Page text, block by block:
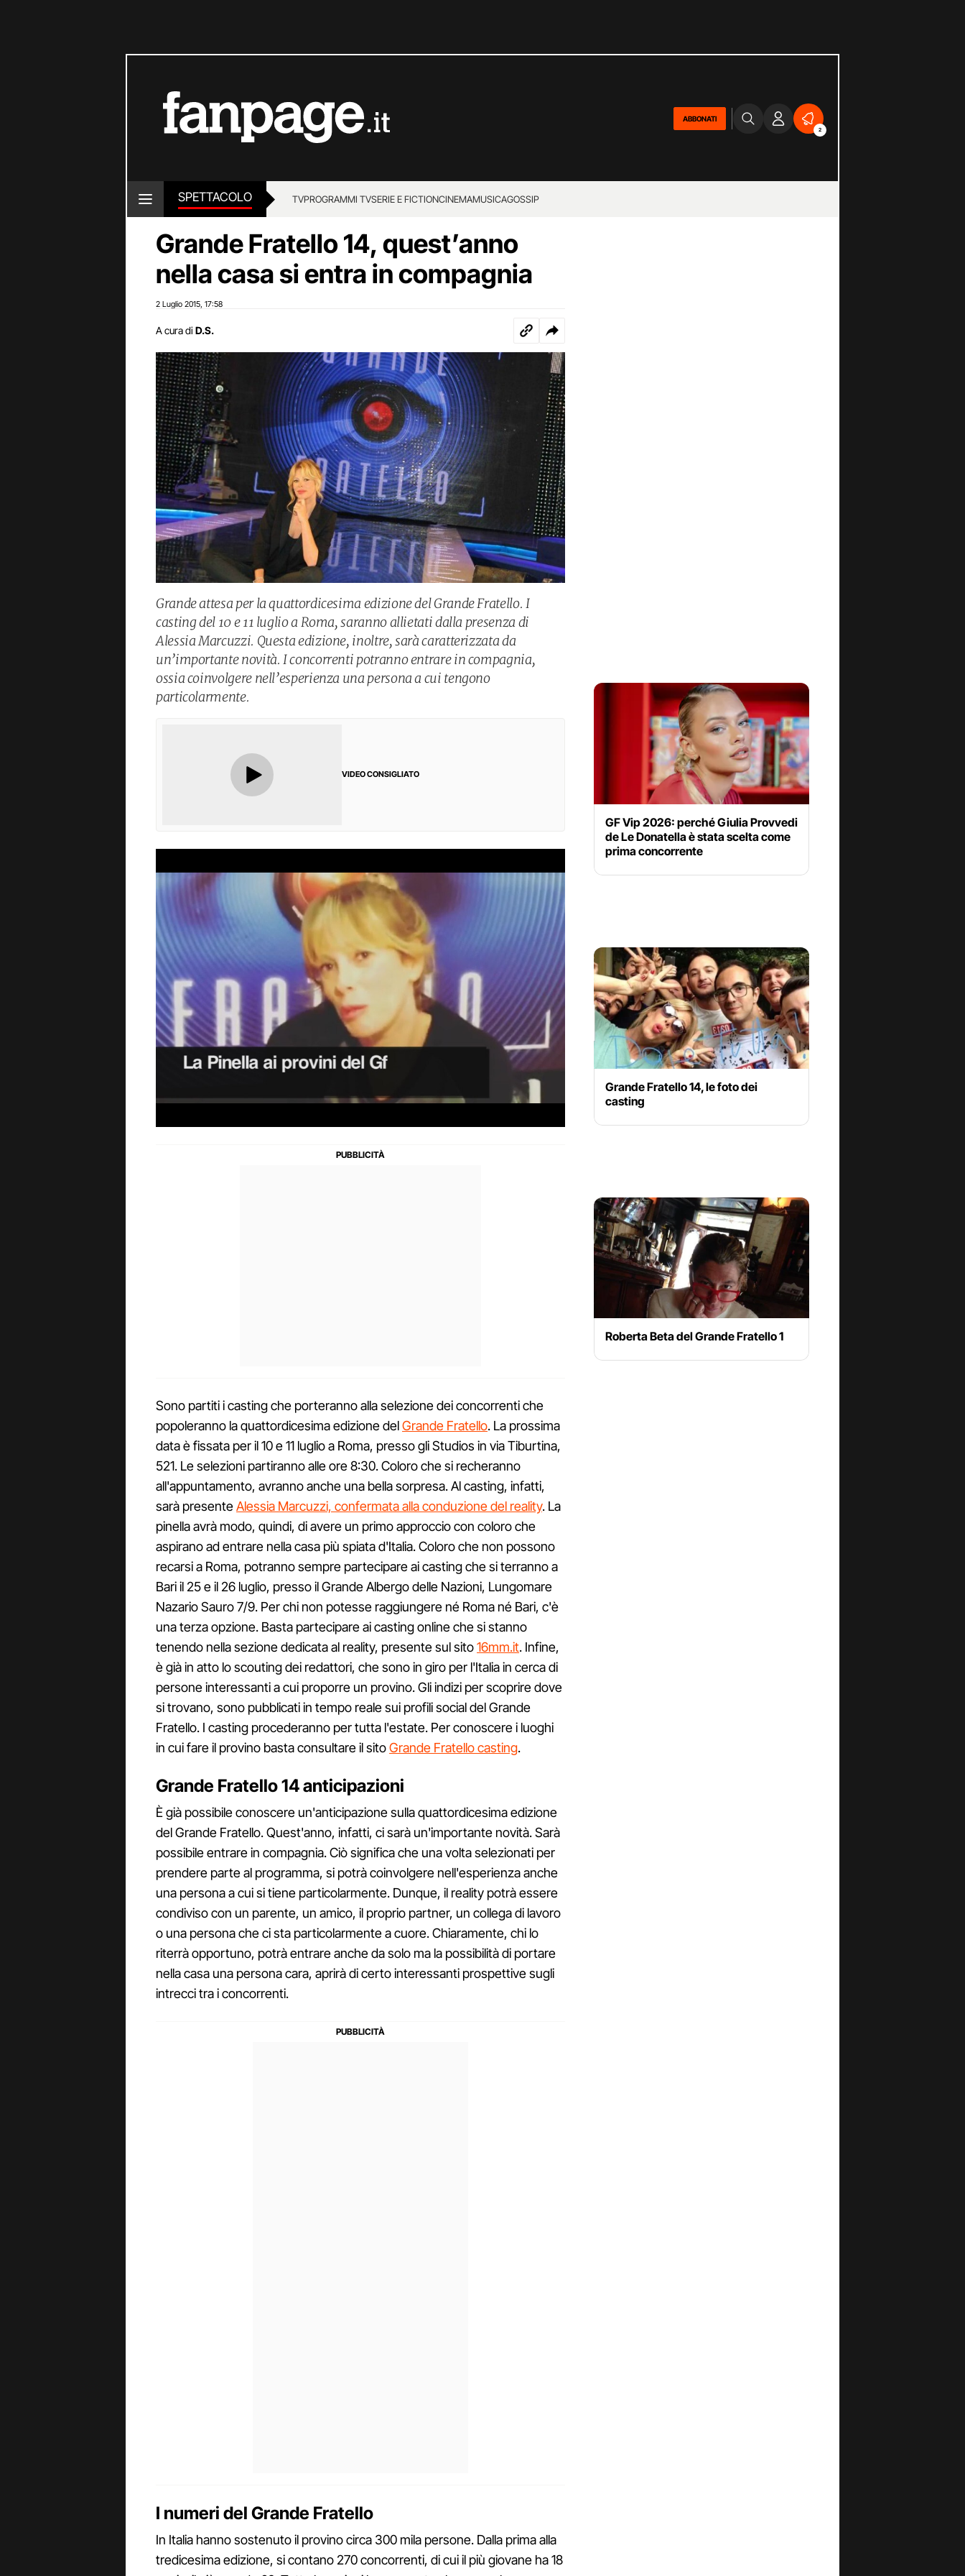
ABBONATI
2
SPETTACOLO TVPROGRAMMI TVSERIE E FICTIONCINEMAMUSICAGOSSIP
Grande Fratello 14, quest’anno
nella casa si entra in compagnia
2 Luglio 2015 17:58
A cura di D.S.
Grande attesa per la quattordicesima edizione del Grande Fratello. I
casting del 10 e 11 luglio a Roma, saranno allietati dalla presenza di
Alessia Marcuzzi. Questa edizione, inoltre, sarà caratterizzata da
un’importante novità. I concorrenti potranno entrare in compagnia,
ossia coinvolgere nell’esperienza una persona a cui tengono
particolarmente.
VIDEO CONSIGLIATO
Sono partiti i casting che porteranno alla selezione dei concorrenti che
popoleranno la quattordicesima edizione delGrande Fratello. La prossima
data è fissata per il 10 e 11 luglio a Roma, presso gli Studios in via Tiburtina,
521. Le selezioni partiranno alle ore 8:30. Coloro che si recheranno
all'appuntamento, avranno anche una bella sorpresa. Al casting, infatti,
sarà presenteAlessia Marcuzzi, confermata alla conduzione del reality. La
pinella avrà modo, quindi, di avere un primo approccio con coloro che
aspirano ad entrare nella casa più spiata d'Italia. Coloro che non possono
recarsi a Roma, potranno sempre partecipare ai casting che si terranno a
Bari il 25 e il 26 luglio, presso il Grande Albergo delle Nazioni, Lungomare
Nazario Sauro 7/9. Per chi non potesse raggiungere né Roma né Bari, c'è
una terza opzione. Basta partecipare ai casting online che si stanno
tenendo nella sezione dedicata al reality, presente sul sito16mm.it. Infine,
è già in atto lo scouting dei redattori, che sono in giro per l'Italia in cerca di
persone interessanti a cui proporre un provino. Gli indizi per scoprire dove
si trovano, sono pubblicati in tempo reale sui profili social del Grande
Fratello. I casting procederanno per tutta l'estate. Per conoscere i luoghi
in cui fare il provino basta consultare il sitoGrande Fratello casting.
Grande Fratello 14 anticipazioni
È già possibile conoscere un'anticipazione sulla quattordicesima edizione
del Grande Fratello. Quest'anno, infatti, ci sarà un'importante novità. Sarà
possibile entrare in compagnia. Ciò significa che una volta selezionati per
prendere parte al programma, si potrà coinvolgere nell'esperienza anche
una persona a cui si tiene particolarmente. Dunque, il reality potrà essere
condiviso con un parente, un amico, il proprio partner, un collega di lavoro
o una persona che ci sta particolarmente a cuore. Chiaramente, chi lo
riterrà opportuno, potrà entrare anche da solo ma la possibilità di portare
nella casa una persona cara, aprirà di certo interessanti prospettive sugli
intrecci tra i concorrenti.
I numeri del Grande Fratello
In Italia hanno sostenuto il provino circa 300 mila persone. Dalla prima alla
tredicesima edizione, si contano 270 concorrenti, di cui il più giovane ha 18
GF Vip 2026: perché Giulia Provvedi
de Le Donatella è stata scelta come
prima concorrente
Grande Fratello 14, le foto dei
casting
Roberta Beta del Grande Fratello 1